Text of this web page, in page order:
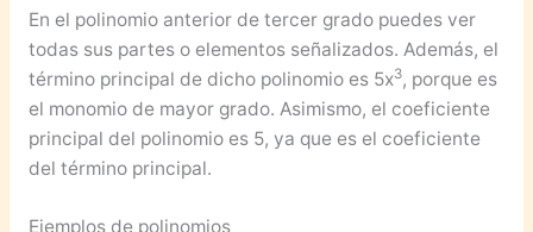
En el polinomio anterior de tercer grado puedes ver
todas sus partes o elementos señalizados. Además, el
término principal de dicho polinomio es 5x3, porque es
el monomio de mayor grado. Asimismo, el coeficiente
principal del polinomio es 5, ya que es el coeficiente
del término principal.
Ejemplos de polinomios